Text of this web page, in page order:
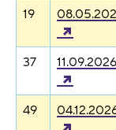
19
37
49